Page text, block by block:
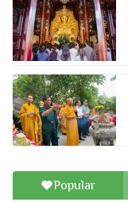
Popular